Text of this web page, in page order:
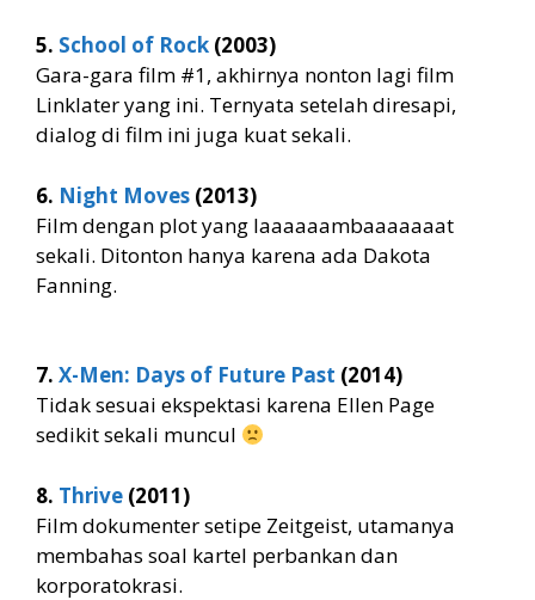
5. School of Rock (2003)
Gara-gara film #1, akhirnya nonton lagi film
Linklater yang ini. Ternyata setelah diresapi,
dialog di film ini juga kuat sekali.
6. Night Moves (2013)
Film dengan plot yang laaaaaambaaaaaaat
sekali. Ditonton hanya karena ada Dakota
Fanning.
7. X-Men: Days of Future Past (2014)
Tidak sesuai ekspektasi karena Ellen Page
sedikit sekali muncul
8. Thrive (2011)
Film dokumenter setipe Zeitgeist, utamanya
membahas soal kartel perbankan dan
korporatokrasi.